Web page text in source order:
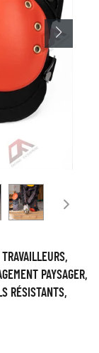
PAYSAGER,
RÉSISTANTS,